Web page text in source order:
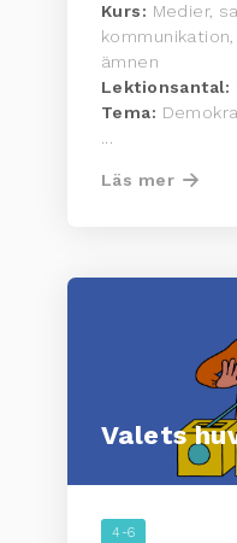
Kurs: Medier,
ämnen
Lektionsantal:
Tema:
Läs mer
Valets
4-6